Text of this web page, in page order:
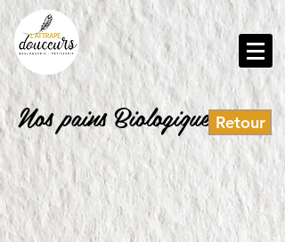
Nos pains BiologiquesRetour
Pain Epeautre BIO Boule BIO T80 levain